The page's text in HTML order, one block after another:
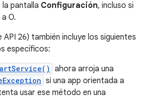
la pantalla Configuración, incluso si
O.
API 26) también incluye los siguientes
específicos:
ahora arroja una
si una app orientada a
usar ese método en una